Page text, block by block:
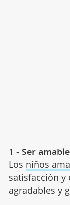
1 - Ser amable
Los niños
satisfacción y
agradables y